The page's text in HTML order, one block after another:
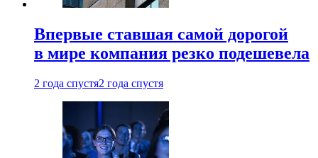
Впервые ставшая самой дорогой
в мире компания резко подешевела
2 года спустя2 года спустя